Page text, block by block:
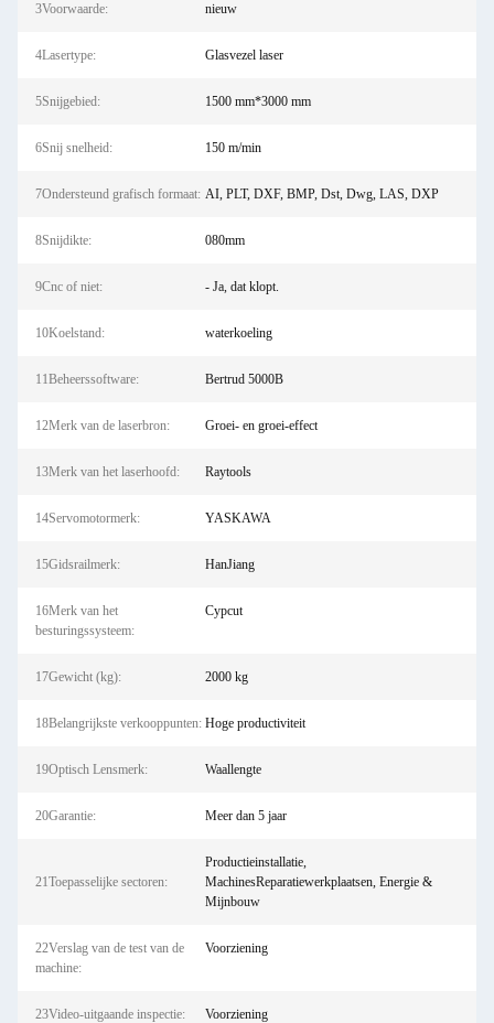
3Voorwaarde: nieuw
4Lasertype: Glasvezel laser
5Snijgebied: 1500 mm*3000 mm
6Snij snelheid: 150 m/min
7Ondersteund grafisch formaat: AI, PLT, DXF, BMP, Dst, Dwg, LAS, DXP
8Snijdikte: 080mm
9Cnc of niet: - Ja, dat klopt.
10Koelstand: waterkoeling
11Beheerssoftware: Bertrud 5000B
12Merk van de laserbron: Groei- en groei-effect
13Merk van het laserhoofd: Raytools
14Servomotormerk: YASKAWA
15Gidsrailmerk: HanJiang
16Merk van het
besturingssysteem:
Cypcut
17Gewicht (kg): 2000 kg
18Belangrijkste verkooppunten: Hoge productiviteit
19Optisch Lensmerk: Waallengte
20Garantie: Meer dan 5 jaar
21Toepasselijke sectoren:
Productieinstallatie,
MachinesReparatiewerkplaatsen, Energie &
Mijnbouw
22Verslag van de test van de
machine:
Voorziening
23Video-uitgaande inspectie: Voorziening